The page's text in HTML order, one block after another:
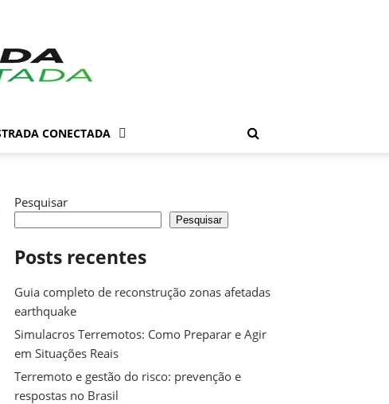
CONECTADA
Pesquisar
Pesquisar
Posts recentes
Guia completo de reconstrução zonas afetadas
earthquake
Simulacros Terremotos: Como Preparar e Agir
em Situações Reais
Terremoto e gestão do risco: prevenção e
respostas no Brasil